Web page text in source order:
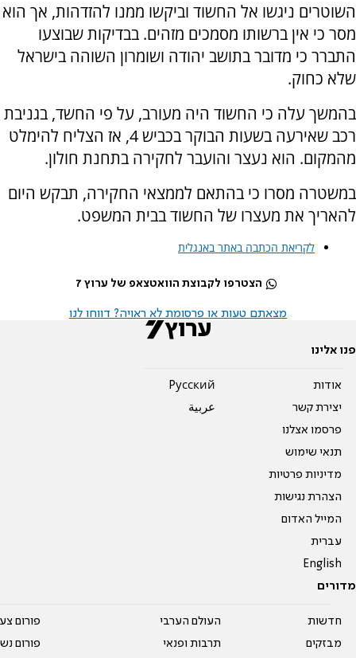
השוטרים ניגשו אל החשוד וביקשו ממנו להזדהות, אך הוא
מסר כי אין ברשותו מסמכים מזהים. בבדיקות שבוצעו
התברר כי מדובר בתושב יהודה ושומרון השוהה בישראל
שלא כחוק.
בהמשך עלה כי החשוד היה מעורב, על פי החשד, בגניבת
רכב שאירעה בשעות הבוקר בכביש 4, אז הצליח להימלט
מהמקום. הוא נעצר והועבר לחקירה בתחנת חולון.
במשטרה מסרו כי בהתאם לממצאי החקירה, תבקש היום
להאריך את מעצרו של החשוד בבית המשפט.
לקריאת הכתבה באתר באנגלית
הצטרפו לקבוצת הוואטצאפ של ערוץ 7
מצאתם טעות או פרסומת לא ראויה? דווחו לנו
פנו אלינו
אודות
יצירת קשר
פרסמו אצלנו
תנאי שימוש
מדיניות פרטיות
הצהרת נגישות
המייל האדום
עברית
English
Pусский
عربية
מדורים
חדשות
מבזקים
העולם הערבי
תרבות ופנאי
פורום
פורום